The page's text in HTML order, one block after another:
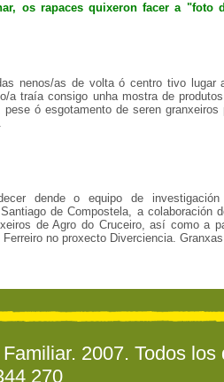
os rapaces quixeron facer a "foto
nenos/as de volta ó centro tivo lugar
a traía consigo unha mostra de
pese ó esgotamento de seren granxeiros
dende o equipo de
de Compostela, a colaboración
de Agro do Cruceiro, así como a
no proxecto Diverciencia.
2007. Todos
270